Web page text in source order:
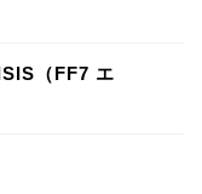
（FF7 エ